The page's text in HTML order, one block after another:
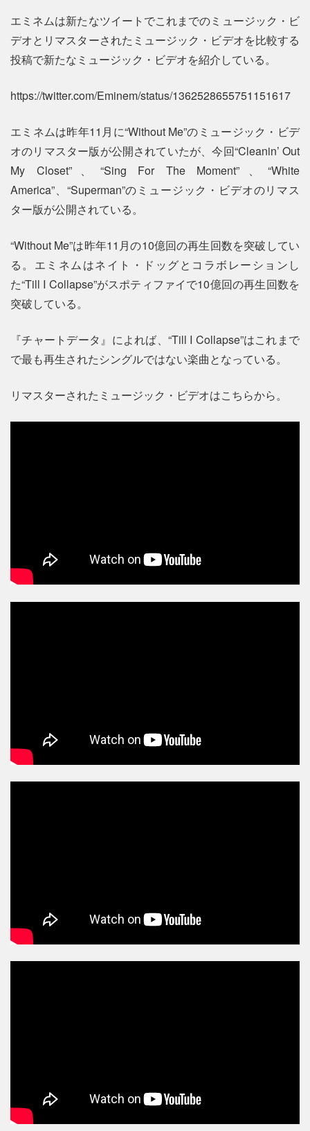
エミネムは新たなツイートでこれまでのミュージック・ビ
デオとリマスターされたミュージック・ビデオを比較する
投稿で新たなミュージック・ビデオを紹介している。
https://twitter.com/Eminem/status/1362528655751151617
エミネムは昨年11月に“Without Me”のミュージック・ビデ
オのリマスター版が公開されていたが、今回“Cleanin’ Out
My Closet”、“Sing For The Moment”、“White
America”、“Superman”のミュージック・ビデオのリマス
ター版が公開されている。
“Without Me”は昨年11月の10億回の再生回数を突破してい
る。エミネムはネイト・ドッグとコラボレーションし
た“Till I Collapse”がスポティファイで10億回の再生回数を
突破している。
『チャートデータ』によれば、“Till I Collapse”はこれまで
で最も再生されたシングルではない楽曲となっている。
リマスターされたミュージック・ビデオはこちらから。